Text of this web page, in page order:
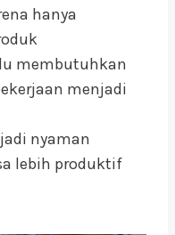
hanya
membutuhkan
menjadi
nyaman
lebih produktif